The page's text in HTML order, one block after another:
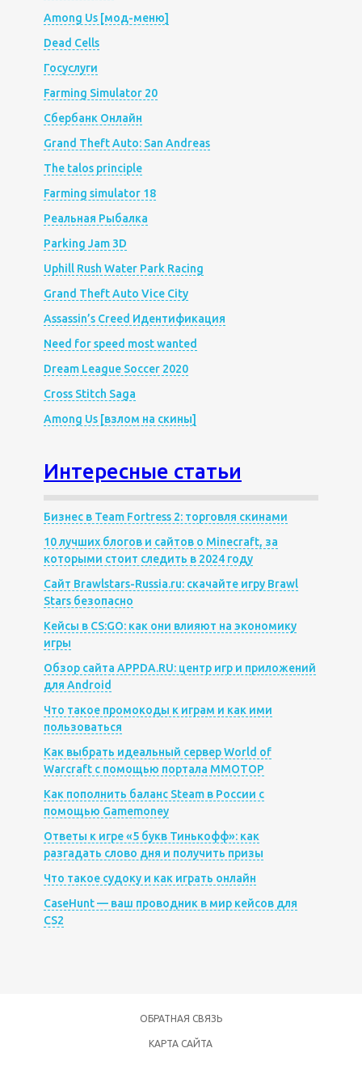
Among Us [мод-меню]
Dead Cells
Госуслуги
Farming Simulator 20
Сбербанк Онлайн
Grand Theft Auto: San Andreas
The talos principle
Farming simulator 18
Реальная Рыбалка
Parking Jam 3D
Uphill Rush Water Park Racing
Grand Theft Auto Vice City
Assassin’s Creed Идентификация
Need for speed most wanted
Dream League Soccer 2020
Cross Stitch Saga
Among Us [взлом на скины]
Интересные статьи
Бизнес в Team Fortress 2: торговля скинами
10 лучших блогов и сайтов о Minecraft, за
которыми стоит следить в 2024 году
Сайт Brawlstars-Russia.ru: скачайте игру Brawl
Stars безопасно
Кейсы в CS:GO: как они влияют на экономику
игры
Обзор сайта APPDA.RU: центр игр и приложений
для Android
Что такое промокоды к играм и как ими
пользоваться
Как выбрать идеальный сервер World of
Warcraft с помощью портала MMOTOP
Как пополнить баланс Steam в России с
помощью Gamemoney
Ответы к игре «5 букв Тинькофф»: как
разгадать слово дня и получить призы
Что такое судоку и как играть онлайн
CaseHunt — ваш проводник в мир кейсов для
CS2
ОБРАТНАЯ СВЯЗЬ
КАРТА САЙТА